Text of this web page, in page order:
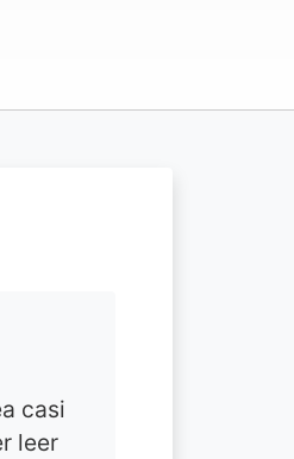
casi
leer